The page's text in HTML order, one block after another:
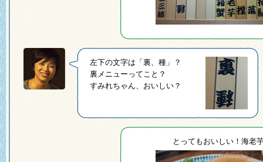
左下の文字は「裏、種」？
裏メニューってこと？
すみれちゃん、おいしい？
とってもおいしい！海老